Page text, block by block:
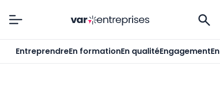
Var-Entreprises
EntreprendreEn formationEn qualitéEngagement